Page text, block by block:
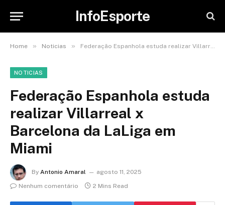
InfoEsporte
Home » Noticias » Federação Espanhola estuda realizar Villarreal x Barcelona da LaLiga em Miami
NOTICIAS
Federação Espanhola estuda
realizar Villarreal x
Barcelona da LaLiga em
Miami
By Antonio Amaral
agosto 11, 2025
Nenhum comentário
2 Mins Read